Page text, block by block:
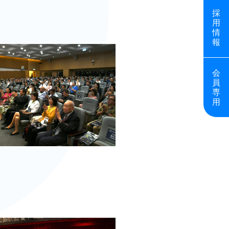
採
用
情
報
会
員
専
用